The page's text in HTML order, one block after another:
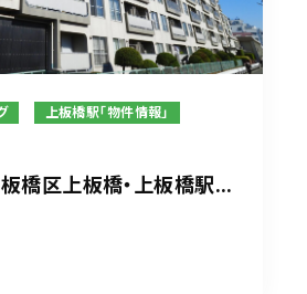
上板橋駅「物件情報」
橋区上板橋・上板橋駅...